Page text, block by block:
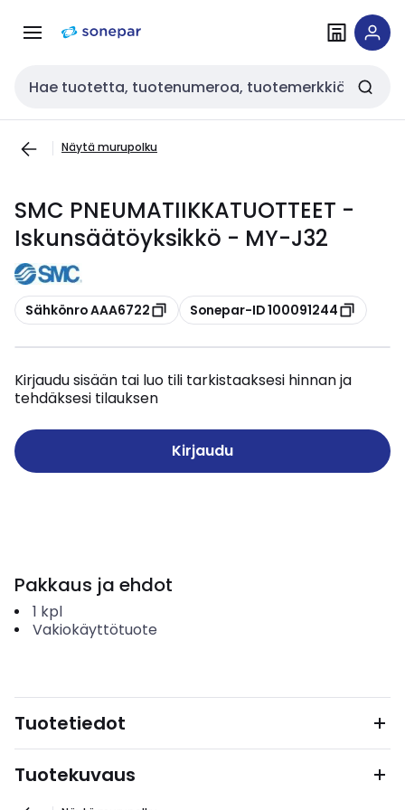
navigointiinsisältöön
Haku
Näytä murupolku
SMC PNEUMATIIKKATUOTTEET -
Iskunsäätöyksikkö - MY-J32
Kopioi
Sähkönro AAA6722 Kopioi
Sonepar-ID 100091244
Kirjaudu sisään tai luo tili tarkistaaksesi hinnan ja
tehdäksesi tilauksen
Kirjaudu
Pakkaus ja ehdot
1 kpl
Vakiokäyttötuote
Tuotetiedot
Tuotekuvaus